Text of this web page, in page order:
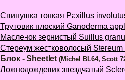
Cвинушка тонкая Paxillus
Трутовик плоский Ganoderma
Масленок зернистый Suillus
Стереум жестковолосый Stereum
Блок - Sheetlet (Michel BL64, Scott
Ложнодождевик звездчатый